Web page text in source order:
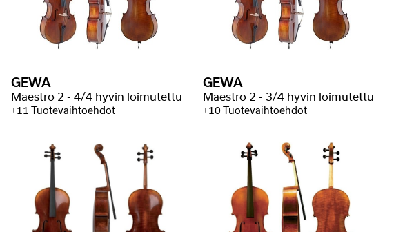
GEWA
Maestro 2 - 4/4 hyvin loimutettu
+11 Tuotevaihtoehdot
GEWA
Maestro 2 - 3/4 hyvin loimutettu
+10 Tuotevaihtoehdot